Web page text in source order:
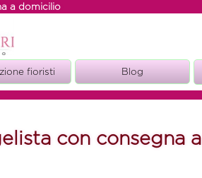
a domicilio
fioristi Blog
con consegna a